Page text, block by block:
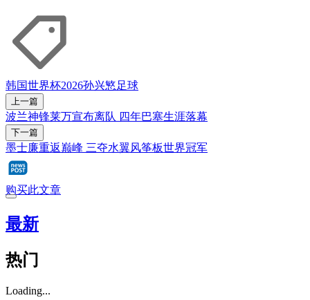
韩国世界杯2026孙兴慜足球
上一篇
波兰神锋莱万宣布离队 四年巴塞生涯落幕
下一篇
墨士廉重返巅峰 三夺水翼风筝板世界冠军
购买此文章
最新
热门
Loading...